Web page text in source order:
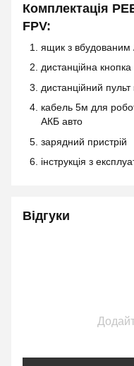
Комплектація
FPV:
ящик з
дистанційна
дистанційний
кабель 5м для
АКБ авто
зарядний пристрій
інструкція з
Відгуки